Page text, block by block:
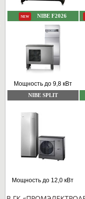
NEW NIBE F2026
Мощность до 9,8 кВт
NIBE SPLIT
Мощность до 12,0 кВт